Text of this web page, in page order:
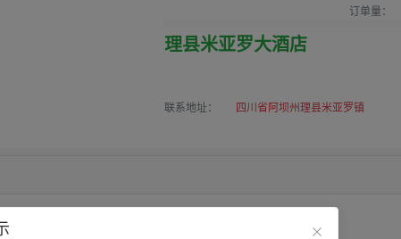
订单量：
理县米亚罗大酒店
联系地址： 四川省阿坝州理县米亚罗镇